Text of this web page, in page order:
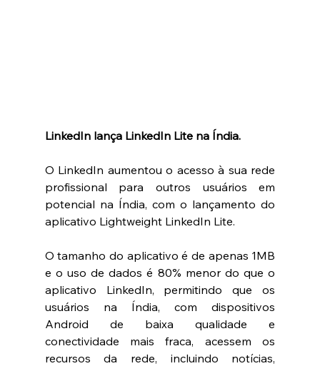
LinkedIn lança LinkedIn Lite na Índia.
O LinkedIn aumentou o acesso à sua rede
profissional para outros usuários em
potencial na Índia, com o lançamento do
aplicativo Lightweight LinkedIn Lite.
O tamanho do aplicativo é de apenas 1MB
e o uso de dados é 80% menor do que o
aplicativo LinkedIn, permitindo que os
usuários na Índia, com dispositivos
Android de baixa qualidade e
conectividade mais fraca, acessem os
recursos da rede, incluindo notícias,